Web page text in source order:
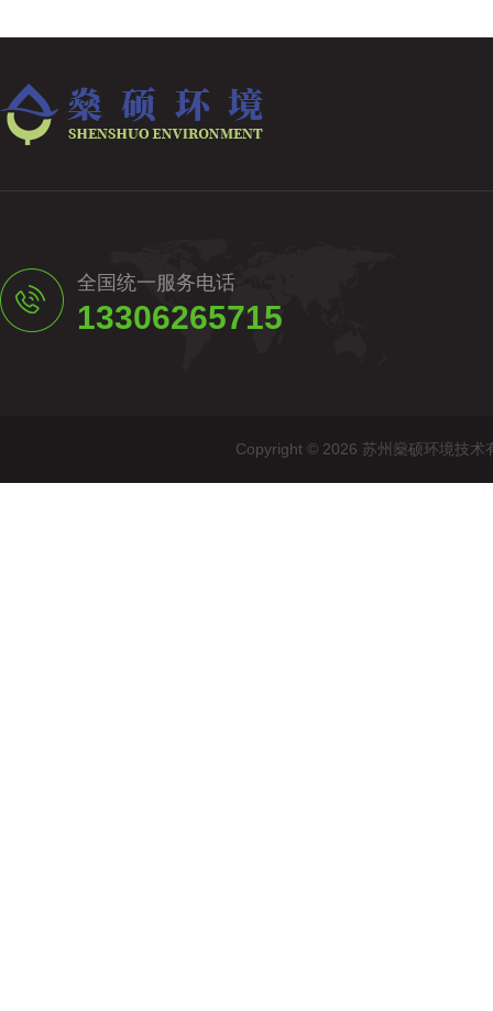
全国统一服务电话
13306265715
Copyright © 2026 苏州燊硕环境技